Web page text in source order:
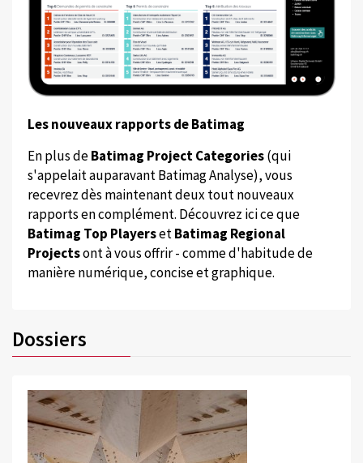
Les nouveaux rapports de Batimag
En plus deBatimag Project Categories(qui
s'appelait auparavant Batimag Analyse), vous
recevrez dès maintenant deux tout nouveaux
rapports en complément. Découvrez ici ce que
Batimag Top PlayersetBatimag Regional
Projectsont à vous offrir - comme d'habitude de
manière numérique, concise et graphique.
Dossiers